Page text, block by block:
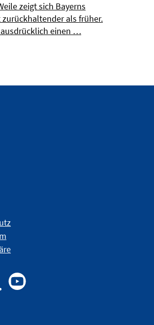
zeigt sich Bayerns
als früher.
einen …